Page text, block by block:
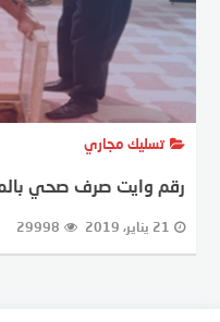
تسليك مجاري
رقم وايت صرف صحي بالمدينه
21 يناير، 2019 29998